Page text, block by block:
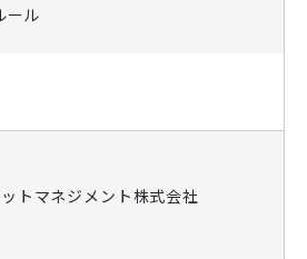
ール
トマネジメント株式会社